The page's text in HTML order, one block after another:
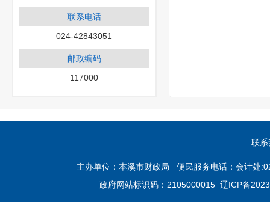
联系电话
024-42843051
邮政编码
117000
联系
主办单位：本溪市财政局 便民服务电话：会计处
政府网站标识码：2105000015 辽ICP备